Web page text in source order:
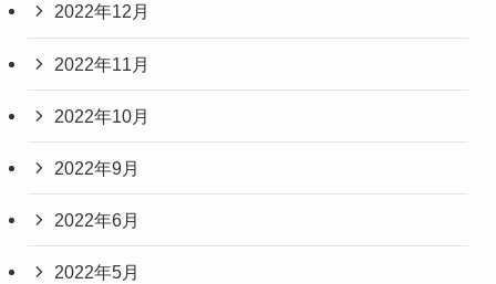
2022年12月
2022年11月
2022年10月
2022年9月
2022年6月
2022年5月